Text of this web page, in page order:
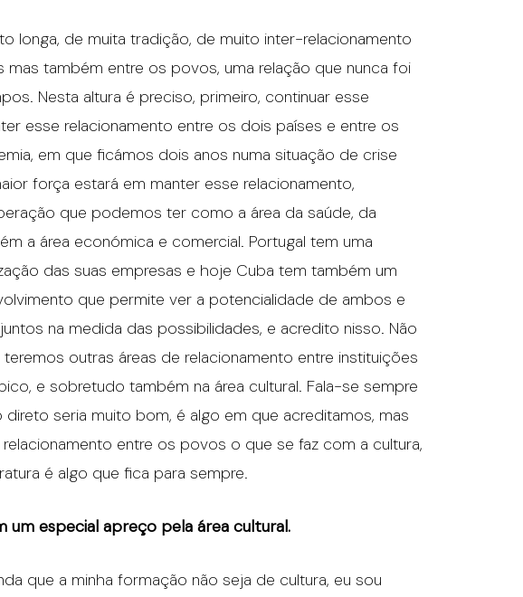
longa, de muita tradição, de muito inter-relacionamento
também entre os povos, uma relação que nunca foi
Nesta altura é preciso, primeiro, continuar esse
esse relacionamento entre os dois países e entre os
em que ficámos dois anos numa situação de crise
força estará em manter esse relacionamento,
que podemos ter como a área da saúde, da
a área económica e comercial. Portugal tem uma
das suas empresas e hoje Cuba tem também um
que permite ver a potencialidade de ambos e
na medida das possibilidades, e acredito nisso. Não
outras áreas de relacionamento entre instituições
e sobretudo também na área cultural. Fala-se sempre
seria muito bom, é algo em que acreditamos, mas
entre os povos o que se faz com a cultura,
é algo que fica para sempre.
um especial apreço pela área cultural.
que a minha formação não seja de cultura, eu sou